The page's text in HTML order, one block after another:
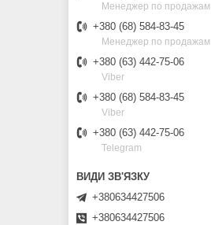
Менеджер по продажам
+380 (68) 584-83-45
Менеджер по продажам
+380 (63) 442-75-06
Viber
+380 (68) 584-83-45
Viber
+380 (63) 442-75-06
Telegram
+380634427506
+380634427506